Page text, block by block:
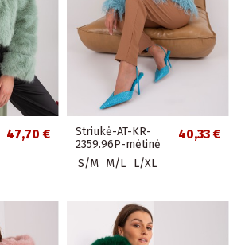
47,70 €
Striukė-AT-KR-
2359.96P-mėtinė
40,33 €
S/M M/L L/XL